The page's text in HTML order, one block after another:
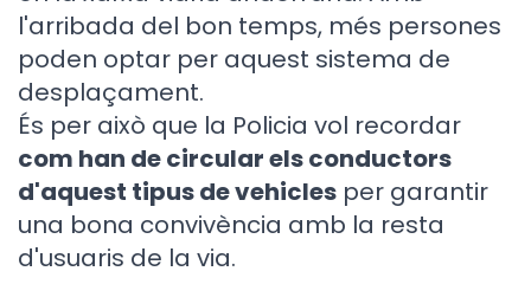
l'arribada del bon temps, més persones
poden optar per aquest sistema de
desplaçament.
És per això que la Policia vol recordar
com han de circular els conductors
d'aquest tipus de vehicles per garantir
una bona convivència amb la resta
d'usuaris de la via.